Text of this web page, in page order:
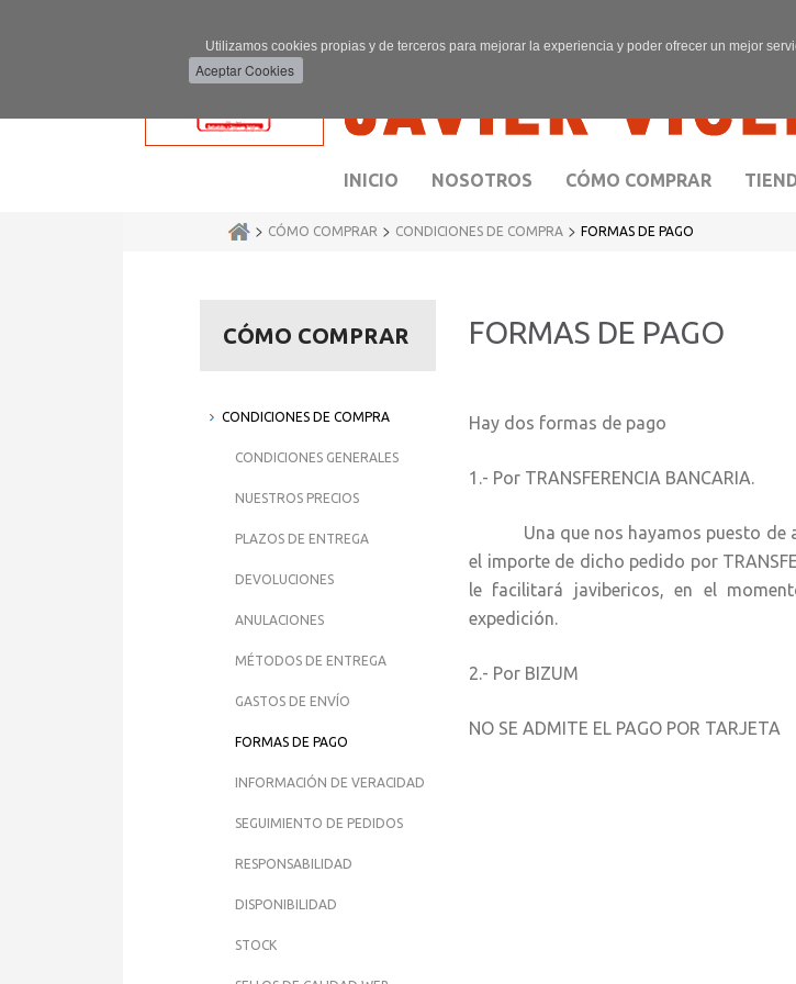
Utilizamos cookies propias y de terceros para mejorar la experiencia y poder ofrecer un mejor
INICIO NOSOTROS CÓMO COMPRAR
> CÓMO COMPRAR > CONDICIONES DE COMPRA > FORMAS DE PAGO
FORMAS DE PAGO
Hay dos formas de pago
1.- Por TRANSFERENCIA BANCARIA.
Una que nos hayamos puesto de
el importe de dicho pedido por
le facilitará javibericos, en el
expedición.
2.- Por BIZUM
NO SE ADMITE EL PAGO POR TARJETA
CÓMO COMPRAR
CONDICIONES DE COMPRA
CONDICIONES GENERALES
NUESTROS PRECIOS
PLAZOS DE ENTREGA
DEVOLUCIONES
ANULACIONES
MÉTODOS DE ENTREGA
GASTOS DE ENVÍO
FORMAS DE PAGO
INFORMACIÓN DE VERACIDAD
SEGUIMIENTO DE PEDIDOS
RESPONSABILIDAD
DISPONIBILIDAD
STOCK